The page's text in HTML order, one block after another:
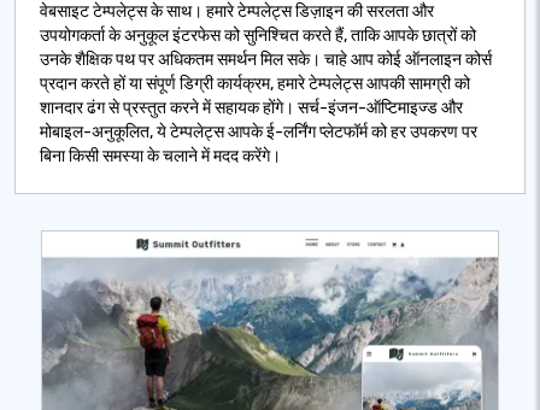
वेबसाइट टेम्पलेट्स के साथ। हमारे टेम्पलेट्स डिज़ाइन की सरलता और
उपयोगकर्ता के अनुकूल इंटरफेस को सुनिश्चित करते हैं, ताकि आपके छात्रों को
उनके शैक्षिक पथ पर अधिकतम समर्थन मिल सके। चाहे आप कोई ऑनलाइन कोर्स
प्रदान करते हों या संपूर्ण डिग्री कार्यक्रम, हमारे टेम्पलेट्स आपकी सामग्री को
शानदार ढंग से प्रस्तुत करने में सहायक होंगे। सर्च-इंजन-ऑप्टिमाइज्ड और
मोबाइल-अनुकूलित, ये टेम्पलेट्स आपके ई-लर्निंग प्लेटफॉर्म को हर उपकरण पर
बिना किसी समस्या के चलाने में मदद करेंगे।